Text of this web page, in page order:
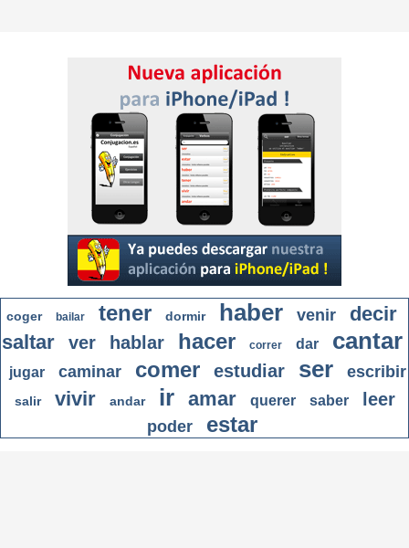
coger bailar tener dormir haber venir
decir
saltar
ver hablar hacer correr dar cantar
jugar caminar comer estudiar ser escribir
salir vivir andar ir amar querer saber leer
poder estar